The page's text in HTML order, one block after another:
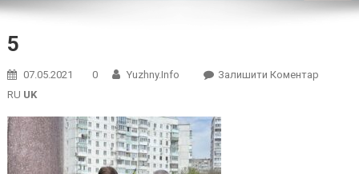
5
07.05.2021 0 Yuzhny.info Залишити КоментарOn
RU UK